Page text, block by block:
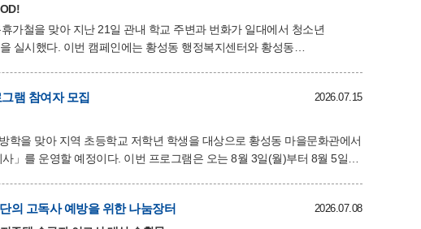
·관이 함께하는 지속적인 환경정비
가철을 맞아 지난 21일 관내 학교 주변과 번화가 일대에서 청소년
정복지센터와 황성동
를 판매하지 않도록 안내하고, 판매 시 신분증 확인을 철저히 해 줄 것을
한해 청소년 출입이 가능하다는 점을 적극 홍보했다. 김병학
램 참여자 모집 2026.07.15
학을 맞아 지역 초등학교 저학년 학생을 대상으로 황성동 마을문화관에서
로그램은 오는 8월 3일(월)부터 8월 5일
중심의 활동을 통해 창의력과 성취감을 높이고, 요리를 매개로 또래
의 고독사 예방을 위한 나눔장터 2026.07.08